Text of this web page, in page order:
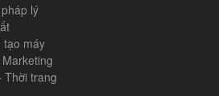
lý
máy
Thời trang